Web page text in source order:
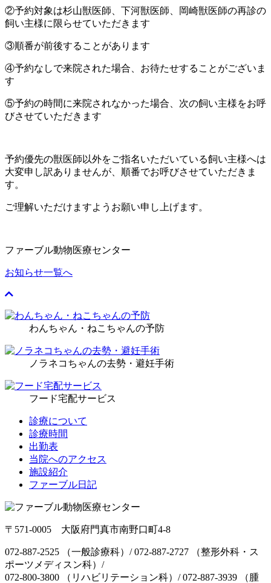
②予約対象は杉山獣医師、下河獣医師、岡崎獣医師の再診の
飼い主様に限らせていただきます
③順番が前後することがあります
④予約なしで来院された場合、お待たせすることがございま
す
⑤予約の時間に来院されなかった場合、次の飼い主様をお呼
びさせていただきます
予約優先の獣医師以外をご指名いただいている飼い主様へは
大変申し訳ありませんが、順番でお呼びさせていただきま
す。
ご理解いただけますようお願い申し上げます。
ファーブル動物医療センター
お知らせ一覧へ
わんちゃん・ねこちゃんの予防
ノラネコちゃんの去勢・避妊手術
フード宅配サービス
診療について
診療時間
出勤表
当院へのアクセス
施設紹介
ファーブル日記
〒571-0005 大阪府門真市南野口町4-8
072-887-2525 （一般診療科）/ 072-887-2727 （整形外科・ス
ポーツメディスン科）/
072-800-3800 （リハビリテーション科）/ 072-887-3939 （腫